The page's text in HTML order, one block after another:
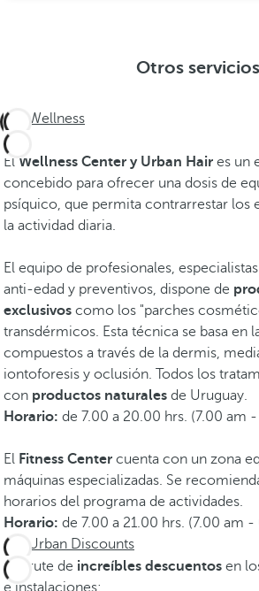
Otros servicios
Wellness
El Wellness Center y Urban Hair es un
concebido para ofrecer una dosis de
psíquico, que permita contrarrestar los
la actividad diaria.
El equipo de profesionales,
anti-edad y preventivos, dispone de
exclusivos como los "parches
transdérmicos. Esta técnica se basa en
compuestos a través de la dermis,
iontoforesis y oclusión. Todos los
con productos naturales de Uruguay.
Horario: de 7.00 a 20.00 hrs. (7.00 am
El Fitness Center cuenta con un zona
máquinas especializadas. Se
horarios del programa de actividades.
Horario: de 7.00 a 21.00 hrs. (7.00 am
Urban Discounts
Disfrute de increíbles descuentos en
e instalaciones: